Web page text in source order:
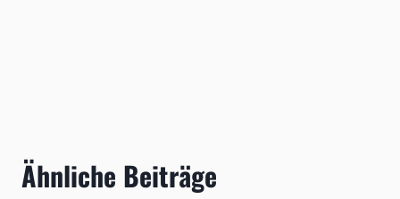
Ähnliche Beiträge